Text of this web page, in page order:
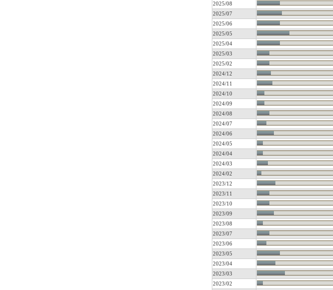
2025/08
2025/07
2025/06
2025/05
2025/04
2025/03
2025/02
2024/12
2024/11
2024/10
2024/09
2024/08
2024/07
2024/06
2024/05
2024/04
2024/03
2024/02
2023/12
2023/11
2023/10
2023/09
2023/08
2023/07
2023/06
2023/05
2023/04
2023/03
2023/02